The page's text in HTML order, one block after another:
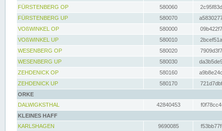
FÜRSTENBERG OP
580060
FÜRSTENBERG UP
580070
VOßWINKEL OP
580000
VOßWINKEL UP
580010
WESENBERG OP
580020
WESENBERG UP
580030
ZEHDENICK OP
580160
ZEHDENICK UP
580170
ORKE
DALWIGKSTHAL
42840453
KLEINES HAFF
KARLSHAGEN
9690085